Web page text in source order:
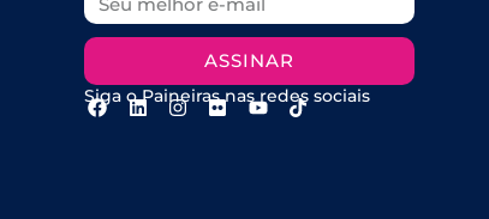
ASSINAR
Siga o Paineiras nas redes sociais